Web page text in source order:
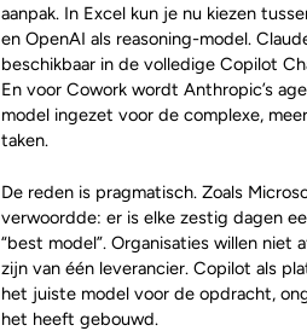
aanpak. In Excel kun je nu kiezen
en OpenAI als reasoning-model.
beschikbaar in de volledige Copilot
En voor Cowork wordt Anthropic’s
model ingezet voor de complexe,
taken.
De reden is pragmatisch. Zoals
verwoordde: er is elke zestig dagen
“best model”. Organisaties willen niet
zijn van één leverancier. Copilot als
het juiste model voor de opdracht,
het heeft gebouwd.